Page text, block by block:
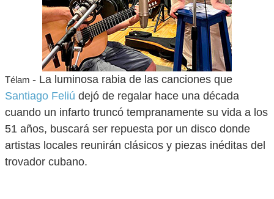
Télam - La luminosa rabia de las canciones que
Santiago Feliú dejó de regalar hace una década
cuando un infarto truncó tempranamente su vida a los
51 años, buscará ser repuesta por un disco donde
artistas locales reunirán clásicos y piezas inéditas del
trovador cubano.